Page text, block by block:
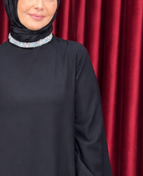
Kredi Kartına Taksit İmkanı